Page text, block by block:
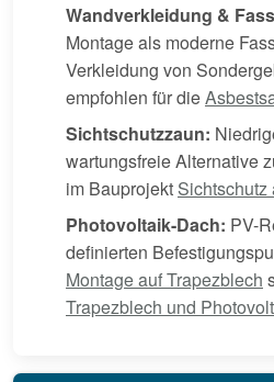
Wandverkleidung &
Montage als moderne
Verkleidung von
empfohlen für die
Sichtschutzzaun:
wartungsfreie Alternative
im Bauprojekt Sichtschutz
Photovoltaik-Dach: PV-
definierten
Montage auf Trapezblech
Trapezblech und